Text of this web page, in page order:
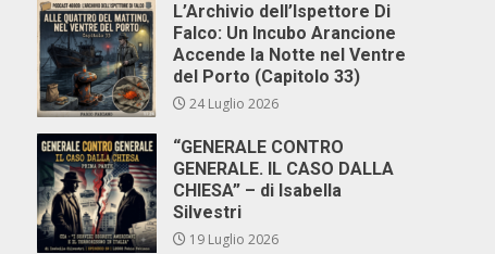
L’Archivio dell’Ispettore Di
Falco: Un Incubo Arancione
Accende la Notte nel Ventre
del Porto (Capitolo 33)
24 Luglio 2026
“GENERALE CONTRO
GENERALE. IL CASO DALLA
CHIESA” – di Isabella
Silvestri
19 Luglio 2026